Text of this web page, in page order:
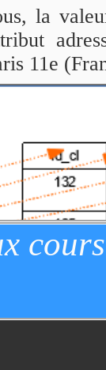
la
11e
cours